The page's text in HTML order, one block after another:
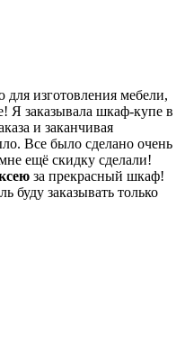
изготовления мебели,
Я заказывала шкаф-купе в
и заканчивая
Все было сделано очень
ещё скидку сделали!
за прекрасный шкаф!
буду заказывать только